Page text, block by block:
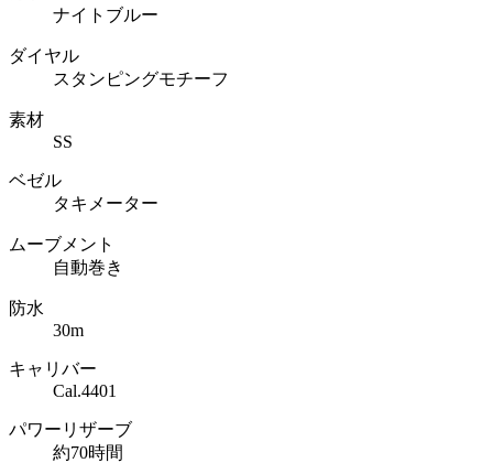
ナイトブルー
ダイヤル
スタンピングモチーフ
素材
SS
ベゼル
タキメーター
ムーブメント
自動巻き
防水
30m
キャリバー
Cal.4401
パワーリザーブ
約70時間